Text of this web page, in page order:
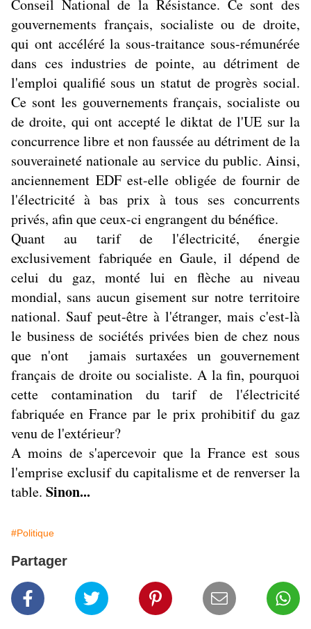
Conseil National de la Résistance. Ce sont des
gouvernements français, socialiste ou de droite,
qui ont accéléré la sous-traitance sous-rémunérée
dans ces industries de pointe, au détriment de
l'emploi qualifié sous un statut de progrès social.
Ce sont les gouvernements français, socialiste ou
de droite, qui ont accepté le diktat de l'UE sur la
concurrence libre et non faussée au détriment de la
souveraineté nationale au service du public. Ainsi,
anciennement EDF est-elle obligée de fournir de
l'électricité à bas prix à tous ses concurrents
privés, afin que ceux-ci engrangent du bénéfice.
Quant au tarif de l'électricité, énergie
exclusivement fabriquée en Gaule, il dépend de
celui du gaz, monté lui en flèche au niveau
mondial, sans aucun gisement sur notre territoire
national. Sauf peut-être à l'étranger, mais c'est-là
le business de sociétés privées bien de chez nous
que n'ont jamais surtaxées un gouvernement
français de droite ou socialiste. A la fin, pourquoi
cette contamination du tarif de l'électricité
fabriquée en France par le prix prohibitif du gaz
venu de l'extérieur?
A moins de s'apercevoir que la France est sous
l'emprise exclusif du capitalisme et de renverser la
table. Sinon...
#Politique
Partager